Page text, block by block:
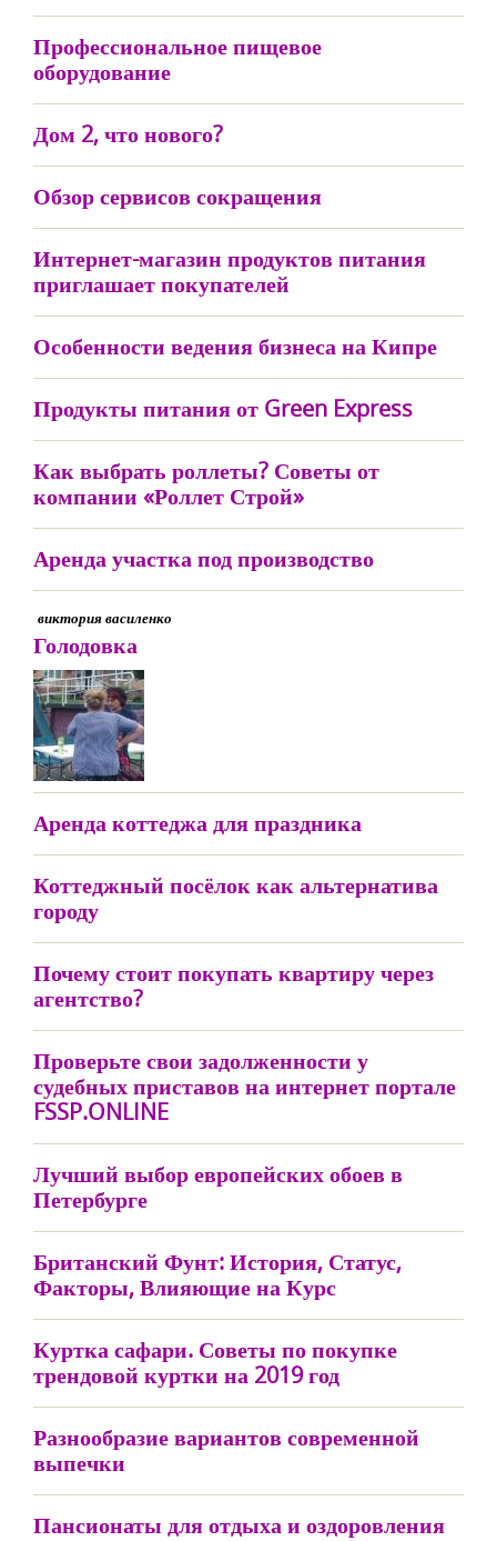
Профессиональное пищевое
оборудование
Дом 2, что нового?
Обзор сервисов сокращения
Интернет-магазин продуктов питания
приглашает покупателей
Особенности ведения бизнеса на Кипре
Продукты питания от Green Express
Как выбрать роллеты? Советы от
компании «Роллет Строй»
Аренда участка под производство
виктория василенко
Голодовка
Аренда коттеджа для праздника
Коттеджный посёлок как альтернатива
городу
Почему стоит покупать квартиру через
агентство?
Проверьте свои задолженности у
судебных приставов на интернет портале
FSSP.ONLINE
Лучший выбор европейских обоев в
Петербурге
Британский Фунт: История, Статус,
Факторы, Влияющие на Курс
Куртка сафари. Советы по покупке
трендовой куртки на 2019 год
Разнообразие вариантов современной
выпечки
Пансионаты для отдыха и оздоровления